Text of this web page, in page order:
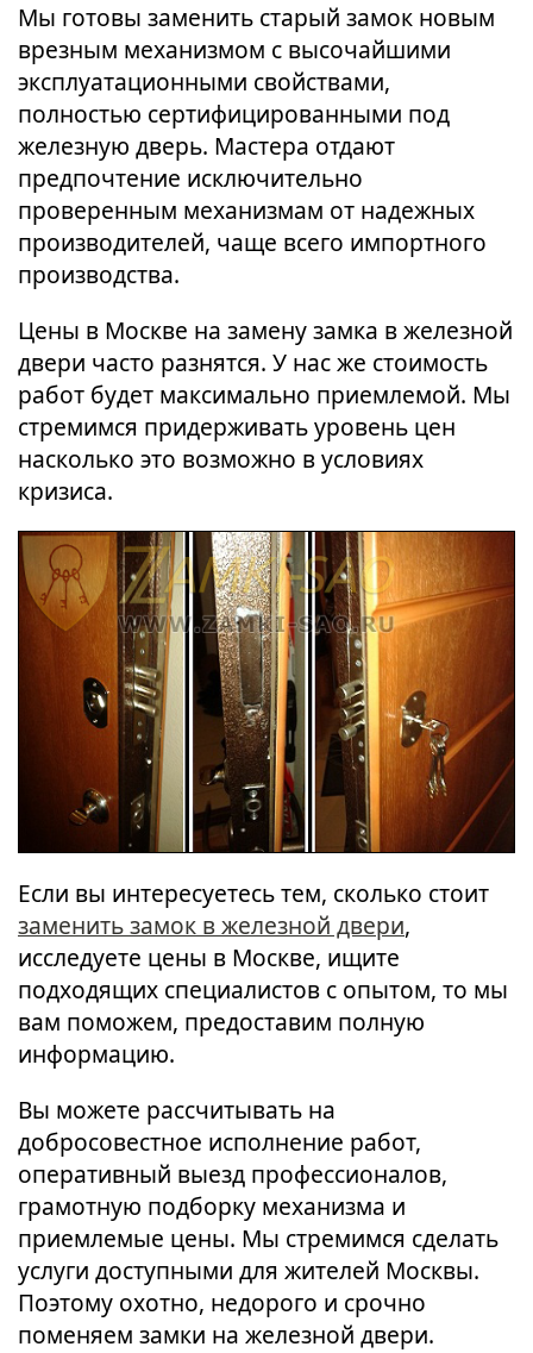
Мы готовы заменить старый замок новым
врезным механизмом с высочайшими
эксплуатационными свойствами,
полностью сертифицированными под
железную дверь. Мастера отдают
предпочтение исключительно
проверенным механизмам от надежных
производителей, чаще всего импортного
производства.
Цены в Москве на замену замка в железной
двери часто разнятся. У нас же стоимость
работ будет максимально приемлемой. Мы
стремимся придерживать уровень цен
насколько это возможно в условиях
кризиса.
Если вы интересуетесь тем, сколько стоит
заменить замок в железной двери,
исследуете цены в Москве, ищите
подходящих специалистов с опытом, то мы
вам поможем, предоставим полную
информацию.
Вы можете рассчитывать на
добросовестное исполнение работ,
оперативный выезд профессионалов,
грамотную подборку механизма и
приемлемые цены. Мы стремимся сделать
услуги доступными для жителей Москвы.
Поэтому охотно, недорого и срочно
поменяем замки на железной двери.